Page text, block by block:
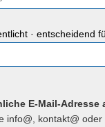
· entscheidend
E-Mail-Adresse
info@, kontakt@